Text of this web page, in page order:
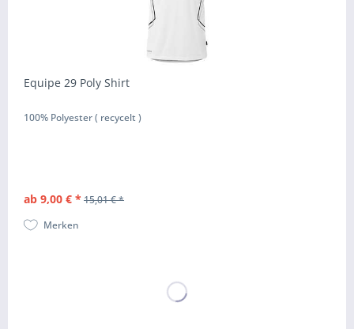
Equipe 29 Poly Shirt
100% Polyester ( recycelt )
ab 9,00 € * 15,01 € *
Merken